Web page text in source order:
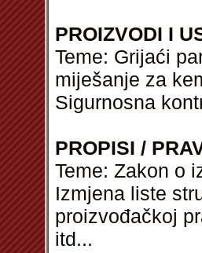
PROIZVODI I
Teme: Grijaći
miješanje za
Sigurnosna
PROPISI /
Teme: Zakon o
Izmjena liste
proizvođačkoj
itd...